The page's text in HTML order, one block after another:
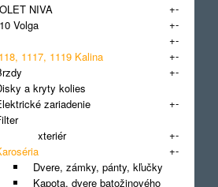
NIVA
+-
Volga
+-
+-
1117, 1119 Kalina
+-
+-
a kryty kolies
zariadenie
+-
Interiér, exteriér
+-
+-
Dvere, zámky, pánty, kľučky
Kapota, dvere batožinového